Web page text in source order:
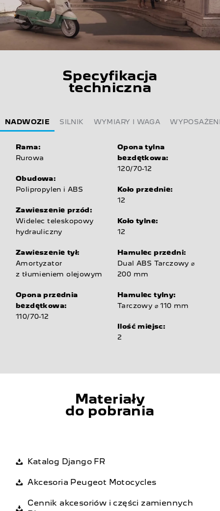
Specyfikacja
techniczna
NADWOZIE SILNIK WYMIARY I WAGA
Rama:
Rurowa
Obudowa:
Polipropylen i ABS
Zawieszenie przód:
Widelec teleskopowy
hydrauliczny
Zawieszenie tył:
Amortyzator
z tłumieniem olejowym
Opona przednia
bezdętkowa:
110/70-12
Opona tylna
bezdętkowa:
120/70-12
Koło przednie:
12
Koło tylne:
12
Hamulec przedni:
Dual ABS Tarczowy ⌀
200 mm
Hamulec tylny:
Tarczowy ⌀ 110 mm
Ilość miejsc:
2
Materiały
do pobrania
Katalog Django FR
Akcesoria Peugeot Motocycles
Cennik akcesoriów i części zamiennych